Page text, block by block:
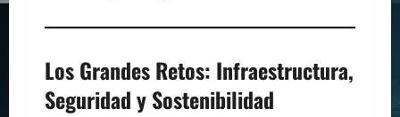
Los Grandes Retos: Infraestructura,
Seguridad y Sostenibilidad